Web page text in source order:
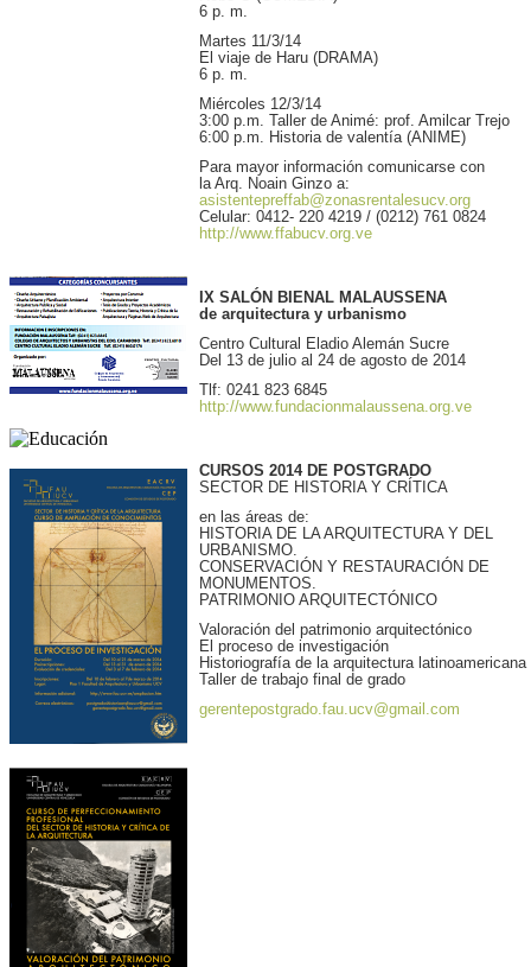
6 p. m.
Martes 11/3/14
El viaje de Haru (DRAMA)
6 p. m.
Miércoles 12/3/14
3:00 p.m. Taller de Animé: prof. Amilcar Trejo
6:00 p.m. Historia de valentía (ANIME)
Para mayor información comunicarse con
la Arq. Noain Ginzo a:
asistentepreffab@zonasrentalesucv.org
Celular: 0412- 220 4219 / (0212) 761 0824
http://www.ffabucv.org.ve
IX SALÓN BIENAL MALAUSSENA
de arquitectura y urbanismo
Centro Cultural Eladio Alemán Sucre
Del 13 de julio al 24 de agosto de 2014
Tlf: 0241 823 6845
http://www.fundacionmalaussena.org.ve
CURSOS 2014 DE POSTGRADO
SECTOR DE HISTORIA Y CRÍTICA
en las áreas de:
HISTORIA DE LA ARQUITECTURA Y DEL
URBANISMO.
CONSERVACIÓN Y RESTAURACIÓN DE
MONUMENTOS.
PATRIMONIO ARQUITECTÓNICO
Valoración del patrimonio arquitectónico
El proceso de investigación
Historiografía de la arquitectura latinoamericana
Taller de trabajo final de grado
gerentepostgrado.fau.ucv@gmail.com